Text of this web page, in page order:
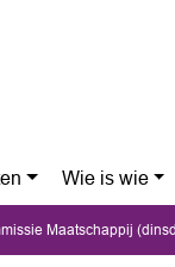
Wie is wie
Maatschappij